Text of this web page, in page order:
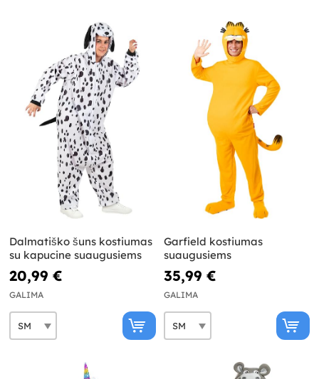
Dalmatiško šuns kostiumas
su kapucine suaugusiems
20,99 €
GALIMA
Garfield kostiumas
suaugusiems
35,99 €
GALIMA